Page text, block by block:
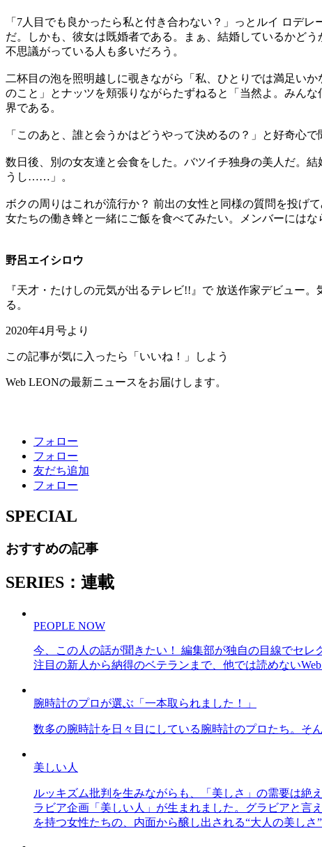
「7人目でも良かったら私と付き合わない？」っとルイ ロデ
だ。しかも、彼女は既婚者である。まぁ、結婚しているかど
不思議がっている人も多いだろう。
二杯目の泡を照明越しに覗きながら「私、ひとりでは満足い
のこと」とナッツを頬張りながらたずねると「当然よ。みん
界である。
「このあと、誰と会うかはどうやって決めるの？」と好奇心
数日後、別の女友達と会食をした。バツイチ独身の美人だ。
うし……」。
ボクの周りはこれが流行か？ 前出の女性と同様の質問を投げ
女たちの働き蜂と一緒にご飯を食べてみたい。メンバーにはな
野呂エイシロウ
『天才・たけしの元気が出るテレビ!!』で 放送作家デビュー
る。
2020年4月号より
この記事が気に入ったら「いいね！」しよう
Web LEONの最新ニュースをお届けします。
フォロー
フォロー
友だち追加
フォロー
SPECIAL
おすすめの記事
SERIES：連載
PEOPLE NOW
今、この人の話が聞きたい！ 編集部が独自の目線でセ
注目の新人から納得のベテランまで、他では読めない
腕時計のプロが選ぶ「一本取られました！」
数多の腕時計を日々目にしている腕時計のプロたち。そ
美しい人
ルッキズム批判を生みながらも、「美しさ」の需要は絶
ラビア企画「美しい人」が生まれました。グラビアと言
を持つ女性たちの、内面から醸し出される“大人の美しさ